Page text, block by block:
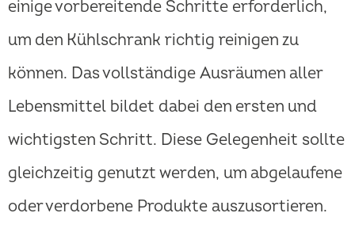
einige vorbereitende Schritte erforderlich,
um den Kühlschrank richtig reinigen zu
können. Das vollständige Ausräumen aller
Lebensmittel bildet dabei den ersten und
wichtigsten Schritt. Diese Gelegenheit sollte
gleichzeitig genutzt werden, um abgelaufene
oder verdorbene Produkte auszusortieren.